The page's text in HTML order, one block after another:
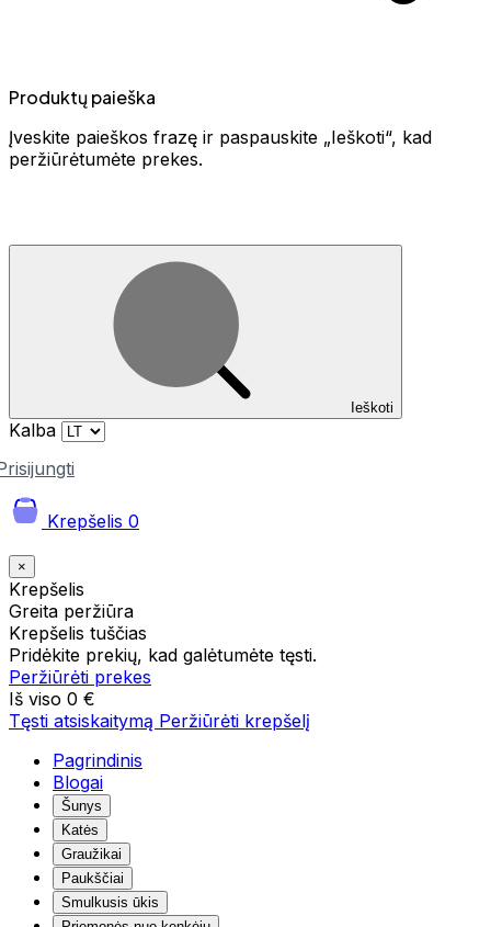
Produktų paieška
Įveskite paieškos frazę ir paspauskite „Ieškoti“, kad
peržiūrėtumėte prekes.
Ieškoti
Kalba
Krepšelis 0
×
Krepšelis
Greita peržiūra
Krepšelis tuščias
Pridėkite prekių, kad galėtumėte tęsti.
Peržiūrėti prekes
Iš viso 0 €
Tęsti atsiskaitymą Peržiūrėti krepšelį
Pagrindinis
Blogai
Šunys
Katės
Graužikai
Paukščiai
Smulkusis ūkis